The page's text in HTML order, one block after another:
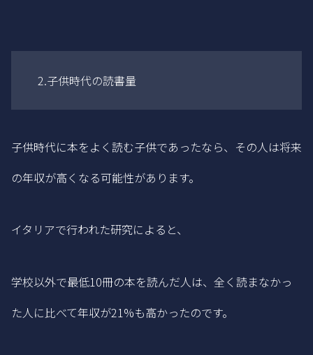
2.子供時代の読書量
子供時代に本をよく読む子供であったなら、その人は将来
の年収が高くなる可能性があります。
イタリアで行われた研究によると、
学校以外で最低10冊の本を読んだ人は、全く読まなかっ
た人に比べて年収が21%も高かったのです。